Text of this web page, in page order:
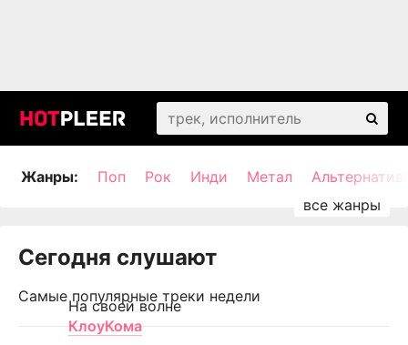
Жанры: Поп Рок Инди Метал
Сегодня слушают
Самые популярные треки недели
На своей волне
КлоуКома